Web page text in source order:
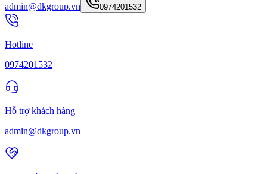
admin@dkgroup.vn 0974201532
Hotline
0974201532
Hỗ trợ khách hàng
admin@dkgroup.vn